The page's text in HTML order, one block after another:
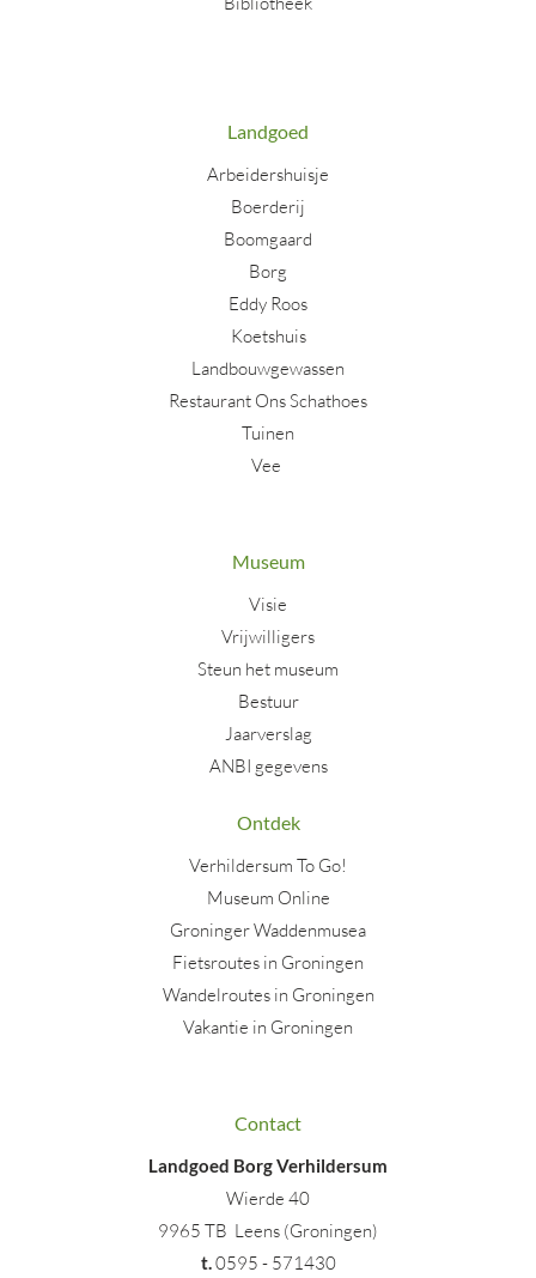
Landgoed
Arbeidershuisje
Boerderij
Boomgaard
Borg
Eddy Roos
Koetshuis
Landbouwgewassen
Restaurant Ons Schathoes
Tuinen
Vee
Museum
Visie
Vrijwilligers
Steun het museum
Bestuur
Jaarverslag
ANBI gegevens
Ontdek
Verhildersum To Go!
Museum Online
Groninger Waddenmusea
Fietsroutes in Groningen
Wandelroutes in Groningen
Vakantie in Groningen
Contact
Landgoed Borg Verhildersum
Wierde 40
9965 TB Leens (Groningen)
t.0595 - 571430